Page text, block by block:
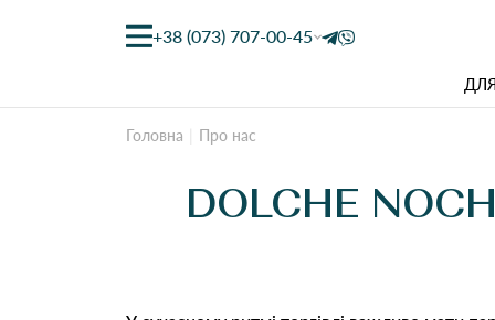
+38 (073) 707-00-45
Головна Про нас
DOLCHE